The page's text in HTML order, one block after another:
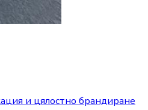
и цялостно брандиране